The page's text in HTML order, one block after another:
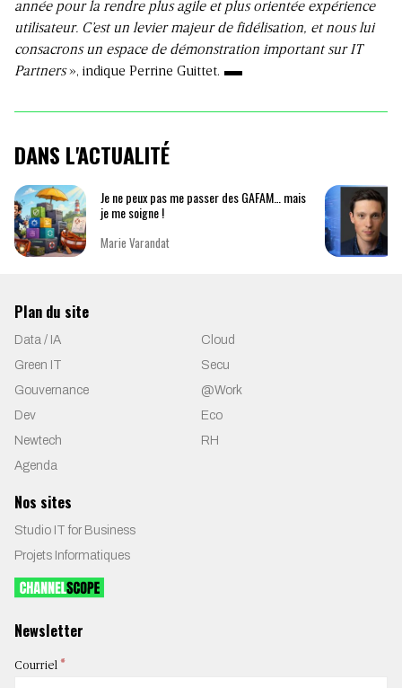
année pour la rendre plus agile et plus orientée expérience
utilisateur. C’est un levier majeur de fidélisation, et nous lui
consacrons un espace de démonstration important sur IT
Partners», indique Perrine Guittet.
DANS L'ACTUALITÉ
Je ne peux pas me passer des GAFAM… mais
je me soigne !
Marie Varandat
Plan du site
Data / IA
Cloud
Green IT
Secu
Gouvernance
@Work
Dev
Eco
Newtech
RH
Agenda
Nos sites
Studio IT for Business
Projets Informatiques
Newsletter
Courriel *